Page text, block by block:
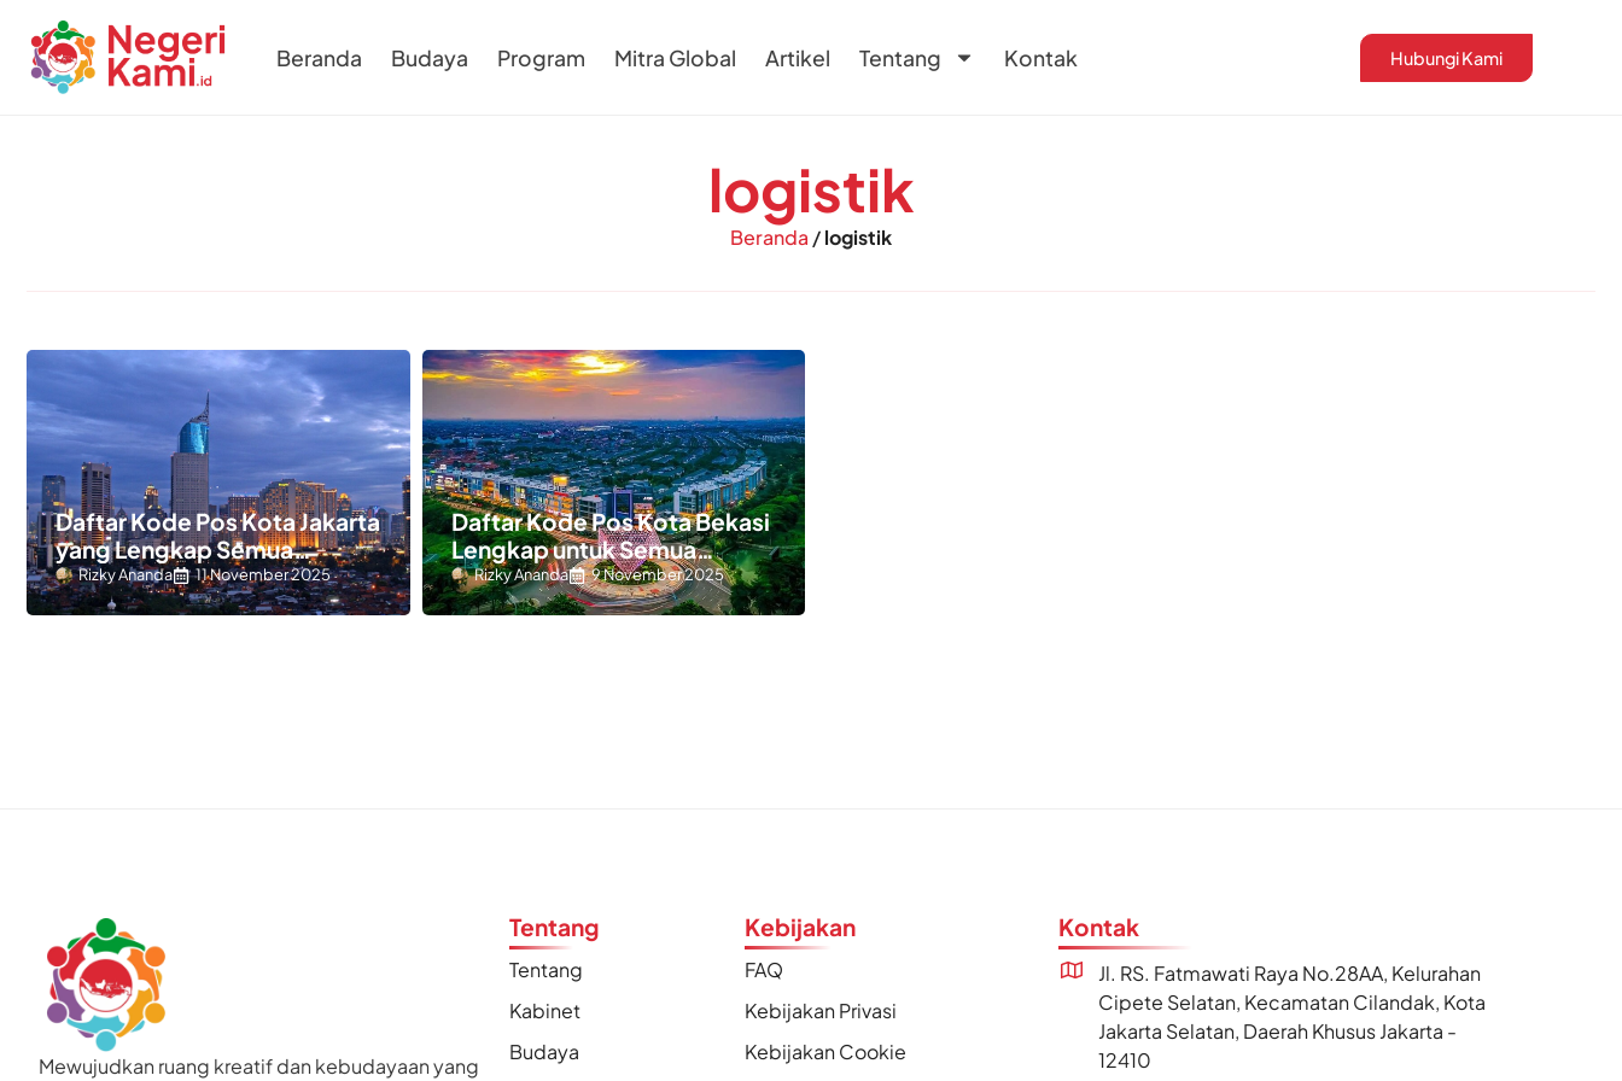
Beranda Budaya Program Mitra Global Artikel Tentang Kontak Hubungi Kami
logistik
Beranda /logistik
Daftar Kode Pos Kota Jakarta
yang Lengkap Semua
Wilayah
Rizky Ananda 11 November 2025
Daftar Kode Pos Kota Bekasi
Lengkap untuk Semua
Wilayah
Rizky Ananda 9 November 2025
Mewujudkan ruang kreatif dan kebudayaan yang
Tentang
Tentang
Kabinet
Budaya
Kebijakan
FAQ
Kebijakan Privasi
Kebijakan Cookie
Kontak
Jl. RS. Fatmawati Raya No.28AA, Kelurahan
Cipete Selatan, Kecamatan Cilandak, Kota
Jakarta Selatan, Daerah Khusus Jakarta -
12410